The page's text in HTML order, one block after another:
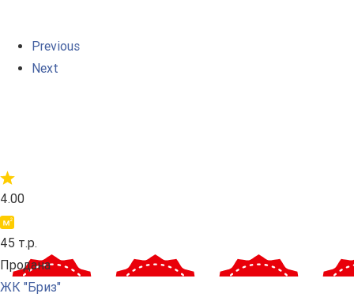
Previous
Next
4.00
45 т.р.
Продана
ЖК "Бриз"